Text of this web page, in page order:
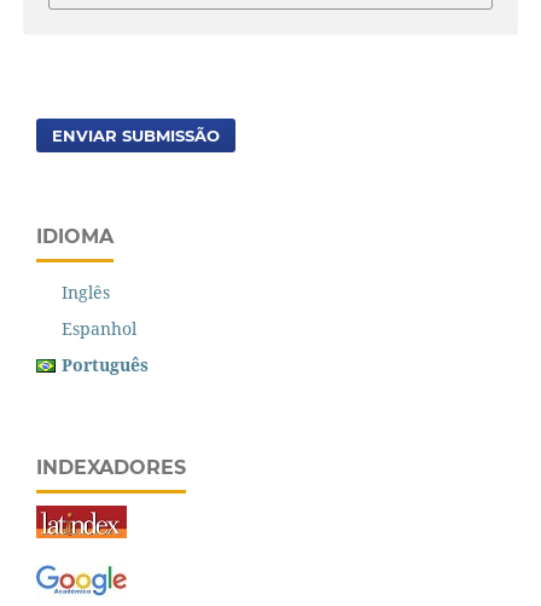
ENVIAR SUBMISSÃO
IDIOMA
Inglês
Espanhol
Português
INDEXADORES